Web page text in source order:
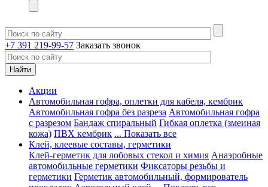
+7 391 219-99-57 Заказать звонок
Акции
Автомобильная гофра, оплетки для кабеля, кембрик
Автомобильная гофра без разреза Автомобильная гофра
с разрезом Бандаж спиральный Гибкая оплетка (змеиная
кожа) ПВХ кембрик ... Показать все
Клей, клеевые составы, герметики
Клей-герметик для лобовых стекол и химия Анаэробные
автомобильные герметики Фиксаторы резьбы и
герметики Герметик автомобильный, формирователь